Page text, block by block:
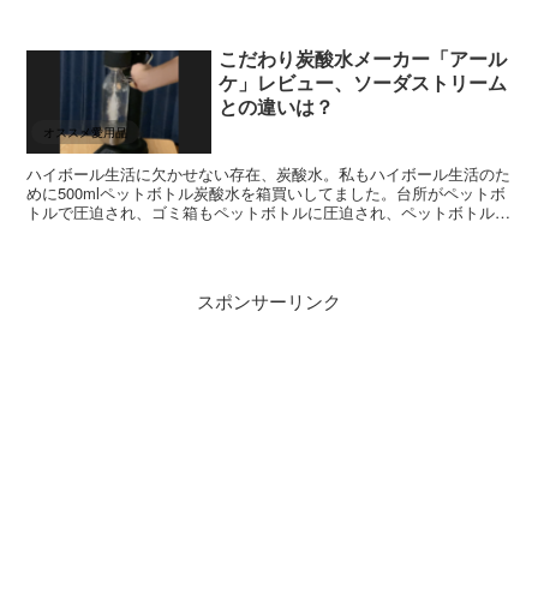
オススメ愛用品
こだわり炭酸水メーカー「アール
ケ」レビュー、ソーダストリーム
との違いは？
ハイボール生活に欠かせない存在、炭酸水。私もハイボール生活のた
めに500mlペットボトル炭酸水を箱買いしてました。台所がペットボ
トルで圧迫され、ゴミ箱もペットボトルに圧迫され、ペットボトルま
スポンサーリンク